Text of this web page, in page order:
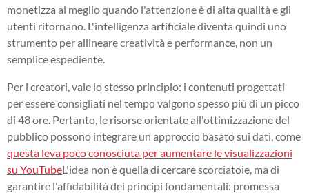
monetizza al meglio quando l'attenzione è di alta qualità e gli
utenti ritornano. L'intelligenza artificiale diventa quindi uno
strumento per allineare creatività e performance, non un
semplice espediente.
Per i creatori, vale lo stesso principio: i contenuti progettati
per essere consigliati nel tempo valgono spesso più di un picco
di 48 ore. Pertanto, le risorse orientate all'ottimizzazione del
pubblico possono integrare un approccio basato sui dati, come
questa leva poco conosciuta per aumentare le visualizzazioni
su YouTubeL'idea non è quella di cercare scorciatoie, ma di
garantire l'affidabilità dei principi fondamentali: promessa